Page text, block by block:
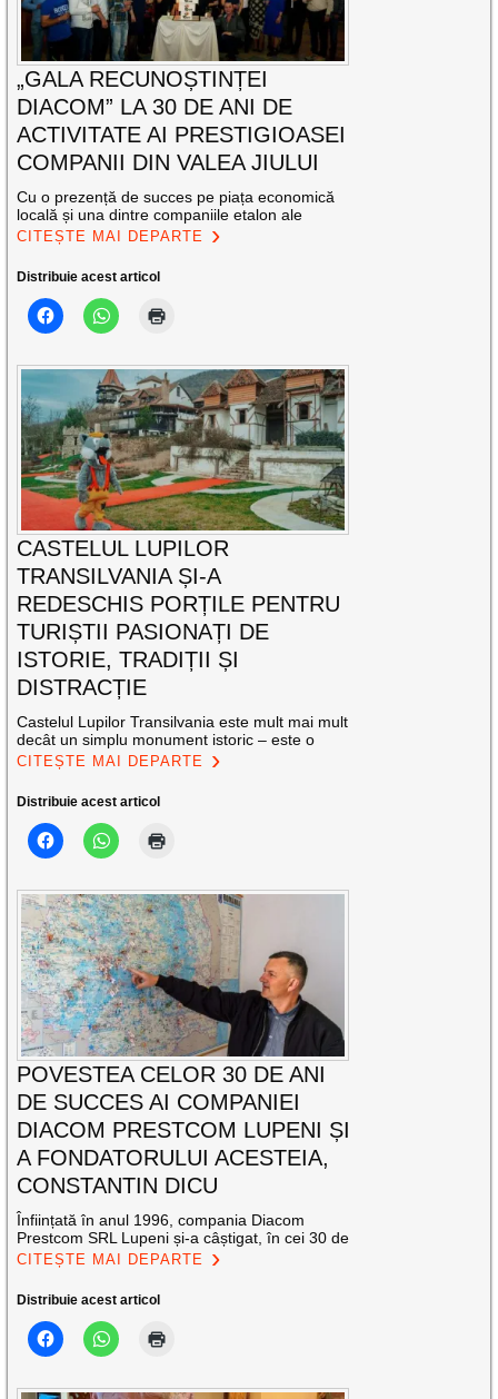
„GALA RECUNOȘTINȚEI
DIACOM” LA 30 DE ANI DE
ACTIVITATE AI PRESTIGIOASEI
COMPANII DIN VALEA JIULUI
Cu o prezență de succes pe piața economică
locală și una dintre companiile etalon ale
CITEȘTE MAI DEPARTE
Distribuie acest articol
CASTELUL LUPILOR
TRANSILVANIA ȘI-A
REDESCHIS PORȚILE PENTRU
TURIȘTII PASIONAȚI DE
ISTORIE, TRADIȚII ȘI
DISTRACȚIE
Castelul Lupilor Transilvania este mult mai mult
decât un simplu monument istoric – este o
CITEȘTE MAI DEPARTE
Distribuie acest articol
POVESTEA CELOR 30 DE ANI
DE SUCCES AI COMPANIEI
DIACOM PRESTCOM LUPENI ȘI
A FONDATORULUI ACESTEIA,
CONSTANTIN DICU
Înființată în anul 1996, compania Diacom
Prestcom SRL Lupeni și-a câștigat, în cei 30 de
CITEȘTE MAI DEPARTE
Distribuie acest articol